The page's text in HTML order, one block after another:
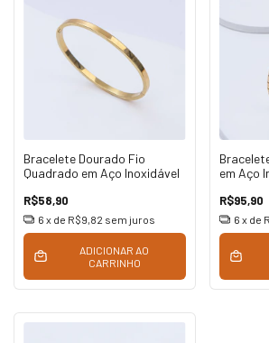
Bracelete Dourado Fio
Quadrado em Aço Inoxidável
R$58,90
6 x de R$9,82 sem juros
ADICIONAR AO
CARRINHO
em Aço
R$95,90
6 x de